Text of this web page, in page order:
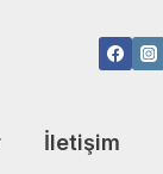
İletişim